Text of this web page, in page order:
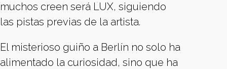
muchos creen será LUX, siguiendo
las pistas previas de la artista.
El misterioso guiño a Berlín no solo ha
alimentado la curiosidad, sino que ha